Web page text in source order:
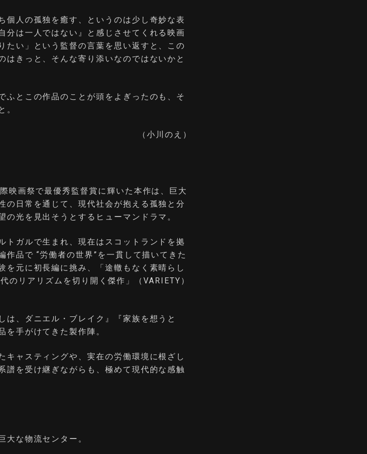
個人の孤独を癒す、というのは少し奇妙な表
分は一人ではない』と感じさせてくれる映画
たい」という監督の言葉を思い返すと、この
はきっと、そんな寄り添いなのではないかと
ふとこの作品のことが頭をよぎったのも、そ
。
（小川のえ）
映画祭で最優秀監督賞に輝いた本作は、巨大
の日常を通じて、現代社会が抱える孤独と分
の光を見出そうとするヒューマンドラマ。
トガルで生まれ、現在はスコットランドを拠
作品で “労働者の世界”を一貫して描いてきた
を元に初長編に挑み、「途轍もなく素晴らし
のリアリズムを切り開く傑作」（VARIETY）
は、ダニエル・ブレイク』『家族を想うと
を手がけてきた製作陣。
キャスティングや、実在の労働環境に根ざし
譜を受け継ぎながらも、極めて現代的な感触
大な物流センター。